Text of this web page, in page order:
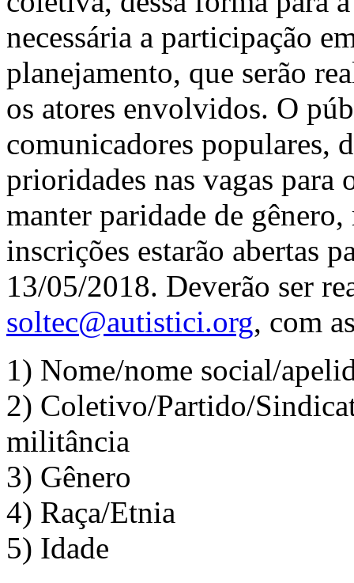
necessária a participação
planejamento, que serão
os atores envolvidos. O
comunicadores populares,
prioridades nas vagas para
manter paridade de
inscrições estarão abertas
13/05/2018. Deverão ser
soltec@autistici.org, com
1) Nome/nome social/
2) Coletivo/Partido/
militância
3) Gênero
4) Raça/Etnia
5) Idade